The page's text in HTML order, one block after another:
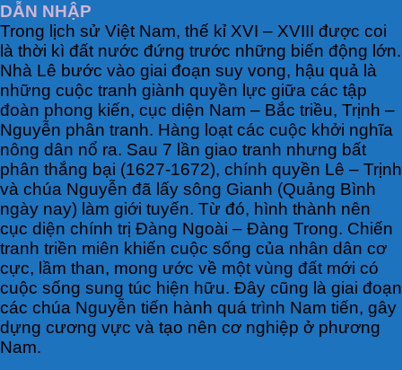
DẪN NHẬP
Trong lịch sử Việt Nam, thế kỉ XVI – XVIII được coi
là thời kì đất nước đứng trước những biến động lớn.
Nhà Lê bước vào giai đoạn suy vong, hậu quả là
những cuộc tranh giành quyền lực giữa các tập
đoàn phong kiến, cục diện Nam – Bắc triều, Trịnh –
Nguyễn phân tranh. Hàng loạt các cuộc khởi nghĩa
nông dân nổ ra. Sau 7 lần giao tranh nhưng bất
phân thắng bại (1627-1672), chính quyền Lê – Trịnh
và chúa Nguyễn đã lấy sông Gianh (Quảng Bình
ngày nay) làm giới tuyến. Từ đó, hình thành nên
cục diện chính trị Đàng Ngoài – Đàng Trong. Chiến
tranh triền miên khiến cuộc sống của nhân dân cơ
cực, lầm than, mong ước về một vùng đất mới có
cuộc sống sung túc hiện hữu. Đây cũng là giai đoạn
các chúa Nguyễn tiến hành quá trình Nam tiến, gây
dựng cương vực và tạo nên cơ nghiệp ở phương
Nam.